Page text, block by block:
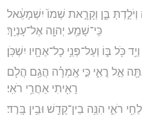
בֵּ֑ן וְקָרָ֤את שְׁמוֹ֙ יִשְׁמָעֵ֔אל
כִּֽי־שָׁמַ֥ע יְהוָ֖ה אֶל־עָנְיֵֽךְ׃
כֹּ֖ל בּ֑וֹ וְעַל־פְּנֵ֥י כָל־אֶחָ֖יו יִשְׁכֹּֽן׃
אֵ֣ל רֳאִ֑י כִּ֣י אָֽמְרָ֗ה הֲגַ֥ם הֲלֹ֛ם
רָאִ֖יתִי אַחֲרֵ֥י רֹאִֽי׃
רֹאִ֑י הִנֵּ֥ה בֵין־קָדֵ֖שׁ וּבֵ֥ין בָּֽרֶד׃